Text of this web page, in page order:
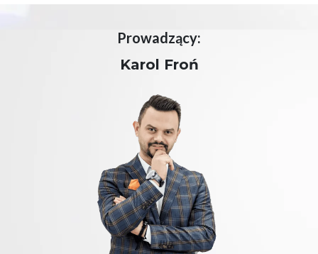
Prowadzący:
Karol Froń